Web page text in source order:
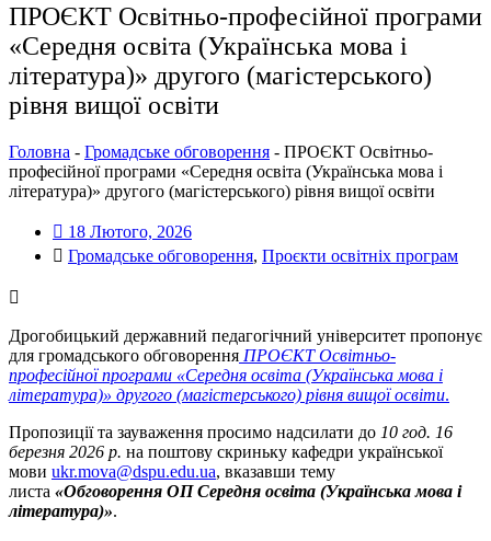
ПРОЄКТ Освітньо-професійної програми
«Середня освіта (Українська мова і
література)» другого (магістерського)
рівня вищої освіти
Головна - Громадське обговорення - ПРОЄКТ Освітньо-
професійної програми «Середня освіта (Українська мова і
література)» другого (магістерського) рівня вищої освіти
18 Лютого, 2026
Громадське обговорення, Проєкти освітніх програм
Дрогобицький державний педагогічний університет пропонує
для громадського обговорення ПРОЄКТ Освітньо-
професійної програми «Середня освіта (Українська мова і
література)» другого (магістерського) рівня вищої освіти.
Пропозиції та зауваження просимо надсилати до 10 год. 16
березня 2026 р. на поштову скриньку кафедри української
мови ukr.mova@dspu.edu.ua, вказавши тему
листа «Обговорення ОПСередня освіта (Українська мова і
література)».